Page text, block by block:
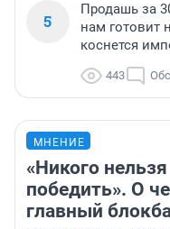
5
Продашь за
нам готовит
коснется
443
МНЕНИЕ
«Никого нельзя
победить». О
главный